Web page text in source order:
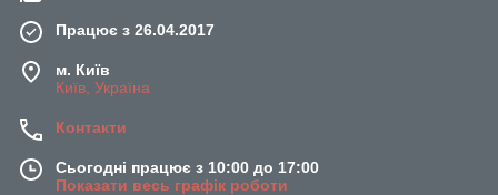
Працює з 26.04.2017
м. Київ
Київ, Україна
Контакти
Сьогодні працює з 10:00 до 17:00
Показати весь графік роботи